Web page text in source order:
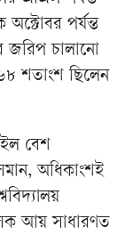
পর্যন্ত
জরিপ চালানো
শতাংশ ছিলেন
বেশ
অধিকাংশই
আয় সাধারণত